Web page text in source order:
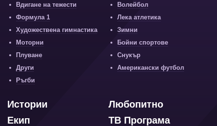
Вдигане на тежести
Волейбол
Формула 1
Лека атлетика
Художествена гимнастика
Зимни
Моторни
Бойни спортове
Плуване
Снукър
Други
Американски футбол
Ръгби
Любопитно
Истории
ТВ Програма
Екип